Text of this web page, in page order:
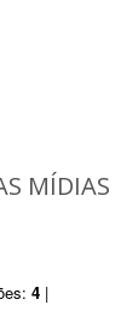
MÍDIAS
4 |